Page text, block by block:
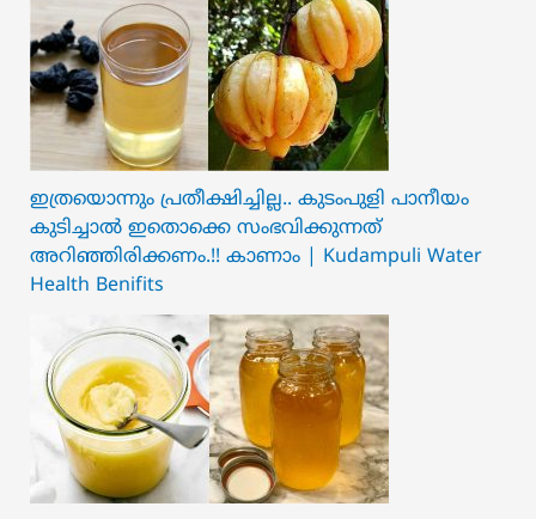
ഇത്രയൊന്നും പ്രതീക്ഷിച്ചില്ല.. ക‍ു‌ടംപുളി പാനീയം
കുടിച്ചാൽ ഇതൊക്കെ സംഭവിക്കുന്നത്
അറിഞ്ഞിരിക്കണം.!! കാണാം | Kudampuli Water
Health Benifits